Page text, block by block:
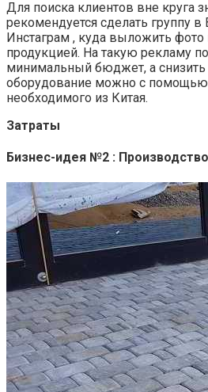
Для поиска клиентов вне круга
рекомендуется сделать группу
Инстаграм , куда выложить
продукцией. На такую рекламу
минимальный бюджет, а снизить
оборудование можно с помощью
необходимого из Китая.
Затраты
Бизнес-идея №2 : Производство